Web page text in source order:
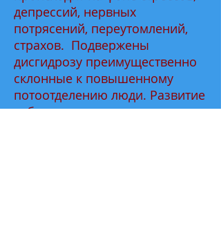
депрессий, нервных
потрясений, переутомлений,
страхов. Подвержены
дисгидрозу преимущественно
склонные к повышенному
потоотделению люди. Развитие
заболевание может получить